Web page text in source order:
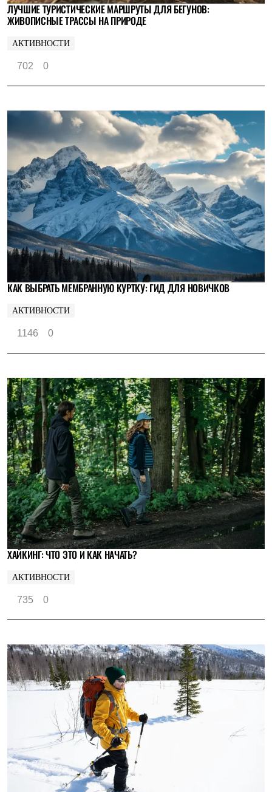
ЛУЧШИЕ ТУРИСТИЧЕСКИЕ МАРШРУТЫ ДЛЯ БЕГУНОВ:
ЖИВОПИСНЫЕ ТРАССЫ НА ПРИРОДЕ
АКТИВНОСТИ
702 0
КАК ВЫБРАТЬ МЕМБРАННУЮ КУРТКУ: ГИД ДЛЯ НОВИЧКОВ
АКТИВНОСТИ
1146 0
ХАЙКИНГ: ЧТО ЭТО И КАК НАЧАТЬ?
АКТИВНОСТИ
735 0